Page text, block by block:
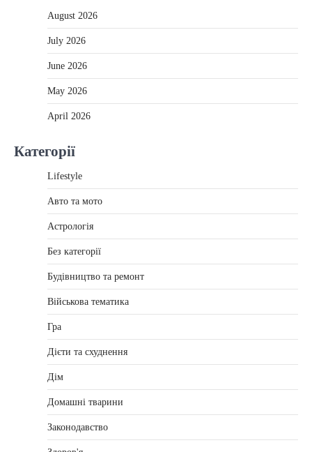
August 2026
July 2026
June 2026
May 2026
April 2026
Категорії
Lifestyle
Авто та мото
Астрологія
Без категорії
Будівництво та ремонт
Військова тематика
Гра
Дієти та схуднення
Дім
Домашні тварини
Законодавство